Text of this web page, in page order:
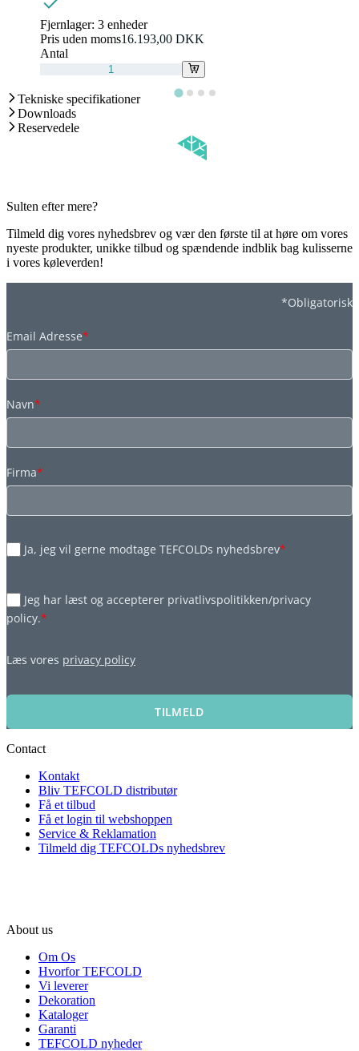
Fjernlager: 3 enheder
Pris uden moms16.193,00 DKK
Antal
Tekniske specifikationer
Downloads
Reservedele
Sulten efter mere?
Tilmeld dig vores nyhedsbrev og vær den første til at høre om vores
nyeste produkter, unikke tilbud og spændende indblik bag kulisserne
i vores køleverden!
*Obligatorisk
Email Adresse*
Navn*
Firma*
Ja, jeg vil gerne modtage TEFCOLDs nyhedsbrev*
Jeg har læst og accepterer privatlivspolitikken/privacy
policy.*
Læs vores privacy policy
TILMELD
Contact
Kontakt
Bliv TEFCOLD distributør
Få et tilbud
Få et login til webshoppen
Service & Reklamation
Tilmeld dig TEFCOLDs nyhedsbrev
About us
Om Os
Hvorfor TEFCOLD
Vi leverer
Dekoration
Kataloger
Garanti
TEFCOLD nyheder